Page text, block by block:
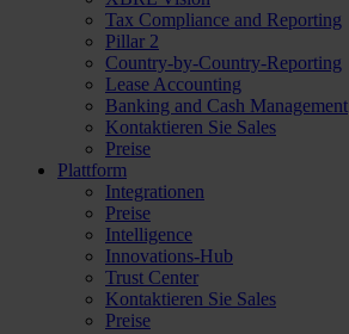
Tax Compliance and Reporting
Pillar 2
Country-by-Country-Reporting
Lease Accounting
Banking and Cash Management
Kontaktieren Sie Sales
Preise
Plattform
Integrationen
Preise
Intelligence
Innovations-Hub
Trust Center
Kontaktieren Sie Sales
Preise